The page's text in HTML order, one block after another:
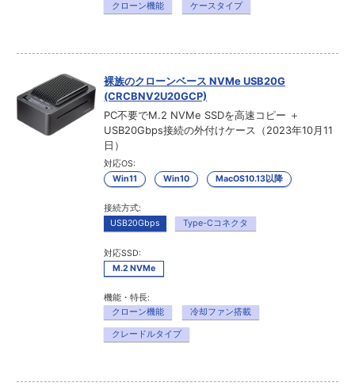
クローン機能
ケースタイプ
裸族のクローンベース NVMe USB20G
(CRCBNV2U20GCP)
PC不要でM.2 NVMe SSDを高速コピー ＋
USB20Gbps接続の外付けケース（2023年10月11
日）
対応OS:
Win11
Win10 MacOS10.13以降
接続方式:
USB20Gbps
Type-Cコネクタ
対応SSD:
M.2 NVMe
機能・特長:
クローン機能
冷却ファン搭載
クレードルタイプ